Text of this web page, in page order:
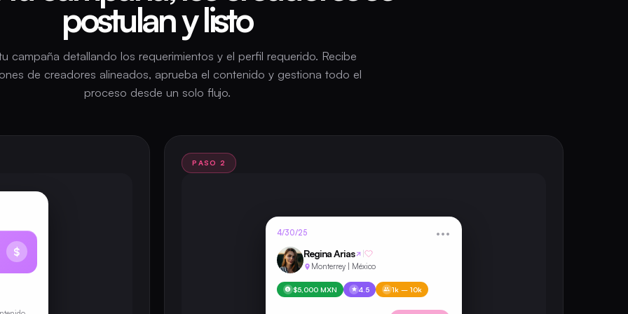
postulan y listo
campaña detallando los requerimientos y el perfil requerido. Recibe
de creadores alineados, aprueba el contenido y gestiona todo el
proceso desde un solo flujo.
$
PASO 2
4/30/25
•••
Regina Arias
Monterrey | México
$5,000 MXN 4.5 1k – 10k